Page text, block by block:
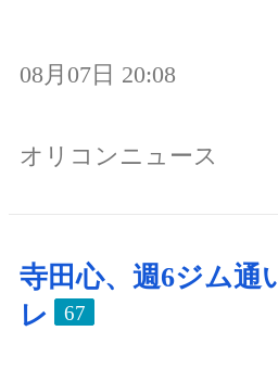
08月07日 20:08
オリコンニュース
寺田心、週6ジム通
レ
67